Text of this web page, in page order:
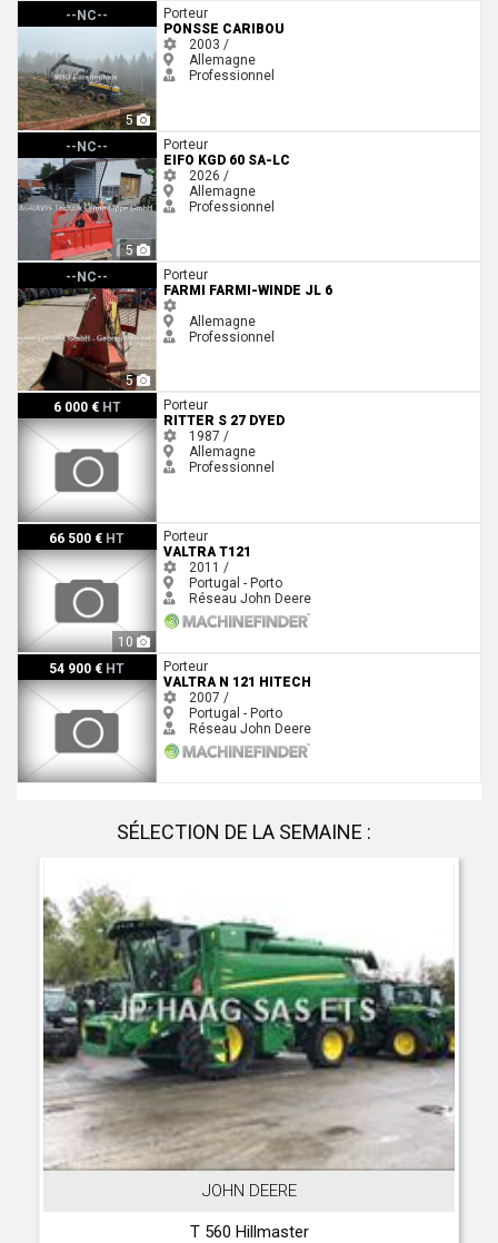
--NC--
5
Ponsse Caribou
Porteur
PONSSE CARIBOU
2003 /
Allemagne
Professionnel
--NC--
5
EiFo KGD 60 SA-LC
Porteur
EIFO KGD 60 SA-LC
2026 /
Allemagne
Professionnel
--NC--
5
Farmi Farmi-Winde JL 6
Porteur
FARMI FARMI-WINDE JL 6
Allemagne
Professionnel
6 000 € HT
Ritter S 27 DYED
Porteur
RITTER S 27 DYED
1987 /
Allemagne
Professionnel
66 500 € HT
10
Valtra T121
Porteur
VALTRA T121
2011 /
Portugal - Porto
Réseau John Deere
54 900 € HT
Valtra N 121 HiTech
Porteur
VALTRA N 121 HITECH
2007 /
Portugal - Porto
Réseau John Deere
SÉLECTION DE LA SEMAINE :
JOHN DEERE
T 560 Hillmaster